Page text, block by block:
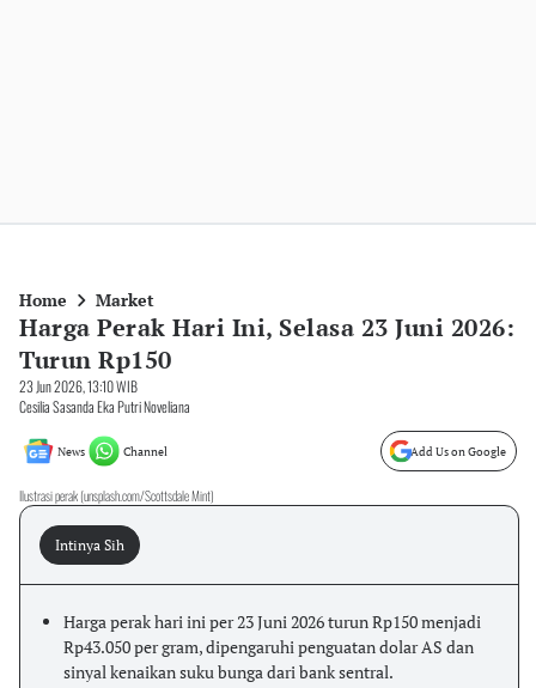
Home Market
Harga Perak Hari Ini, Selasa 23 Juni 2026:
Turun Rp150
23 Jun 2026, 13:10 WIB
Cesilia Sasanda Eka Putri Noveliana
News Channel Add Us on Google
Ilustrasi perak (unsplash.com/Scottsdale Mint)
Intinya Sih
Harga perak hari ini per 23 Juni 2026 turun Rp150 menjadi
Rp43.050 per gram, dipengaruhi penguatan dolar AS dan
sinyal kenaikan suku bunga dari bank sentral.